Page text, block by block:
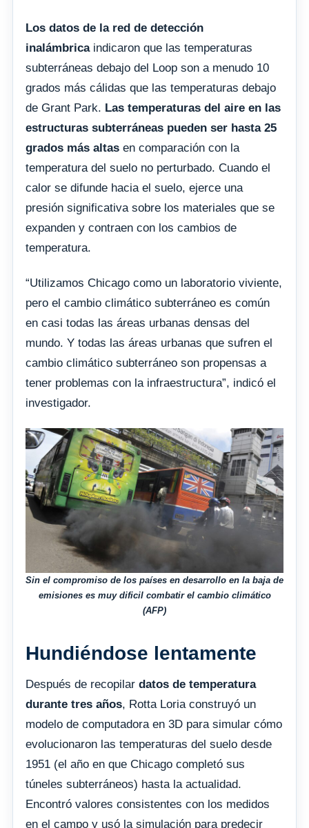
Los datos de la red de detección
inalámbricaindicaron que las temperaturas
subterráneas debajo del Loop son a menudo 10
grados más cálidas que las temperaturas debajo
de Grant Park. Las temperaturas del aire en las
estructuras subterráneas pueden ser hasta 25
grados más altas en comparación con la
temperatura del suelo no perturbado. Cuando el
calor se difunde hacia el suelo, ejerce una
presión significativa sobre los materiales que se
expanden y contraen con los cambios de
temperatura.
“Utilizamos Chicago como un laboratorio viviente,
pero el cambio climático subterráneo es común
en casi todas las áreas urbanas densas del
mundo. Y todas las áreas urbanas que sufren el
cambio climático subterráneo son propensas a
tener problemas con la infraestructura”, indicó el
investigador.
Sin el compromiso de los países en desarrollo en la baja de
emisiones es muy dificil combatir el cambio climático
(AFP)
Hundiéndose lentamente
Después de recopilar datos de temperatura
durante tres años, Rotta Loria construyó un
modelo de computadora en 3D para simular cómo
evolucionaron las temperaturas del suelo desde
1951 (el año en que Chicago completó sus
túneles subterráneos) hasta la actualidad.
Encontró valores consistentes con los medidos
en el campo y usó la simulación para predecir